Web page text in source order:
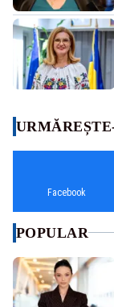
Facebook
POPULAR